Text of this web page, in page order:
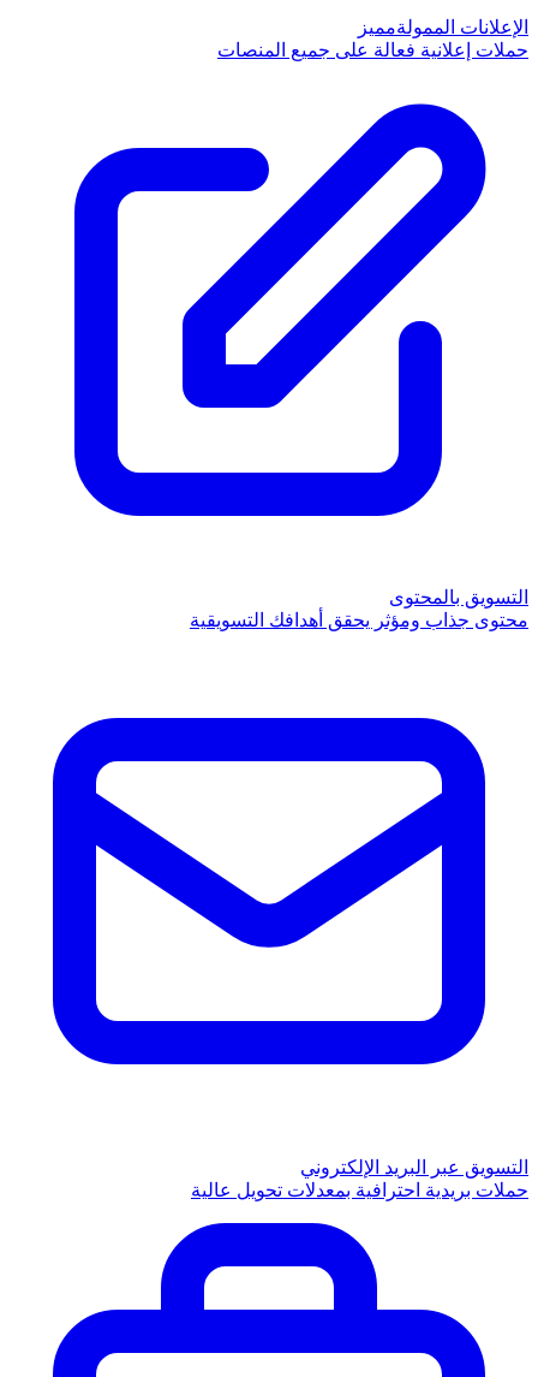
الإعلانات الممولةمميز
حملات إعلانية فعالة على جميع المنصات
التسويق بالمحتوى
محتوى جذاب ومؤثر يحقق أهدافك التسويقية
التسويق عبر البريد الإلكتروني
حملات بريدية احترافية بمعدلات تحويل عالية